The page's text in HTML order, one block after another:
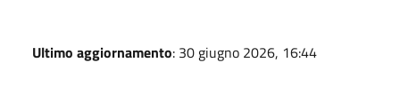
Ultimo aggiornamento: 30 giugno 2026, 16:44